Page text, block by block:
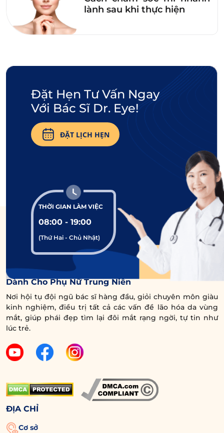
Nếu còn bất kỳ thắc mắc nào về độ tuổi,
phương pháp cắt mí, hãy
khôi phục nét đẹp tươi trẻ vùng mắt!
Yêu cầu gọi lại tư vấn
Bài viết trên đây đã trả lời câu hỏi bao nhiêu
tuổi thì cắt mí được. Hy vọng qua đó bạn có
thể đưa ra quyết định thời điểm cắt mí mắt dễ
dàng hơn. Nhưng dù thực hiện thẩm mỹ vào
lúc nào thì bạn đều cần chọn cơ sở tin cậy với
bác sĩ chuyên môn giỏi, trang thiết bị hiện đại
để đảm bảo an toàn tối đa nhé!
lành sau khi thực hiện
THỜI GIAN LÀM VIỆC
08:00 - 19:00
(Thứ Hai - Chủ Nhật)
Đặt Hẹn Tư Vấn Ngay
Với Bác Sĩ Dr. Eye!
ĐẶT LỊCH HẸN
Trung Tâm Chuyên Sâu Chống Lão Hóa Vùng Mắt
Dành Cho Phụ Nữ Trung Niên
Nơi hội tụ đội ngũ bác sĩ hàng đầu, giỏi chuyên môn giàu
kinh nghiệm, điều trị tất cả các vấn đề lão hóa da vùng
mắt, giúp phái đẹp tìm lại đôi mắt rạng ngời, tự tin như
lúc trẻ.
ĐỊA CHỈ
Cơ sở